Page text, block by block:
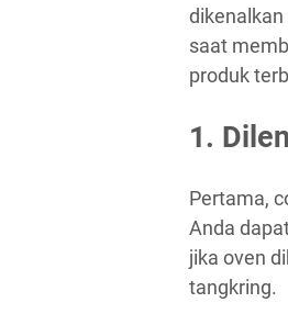
dikenalkan
saat
produk
1.
Pertama,
Anda
jika oven
tangkring.